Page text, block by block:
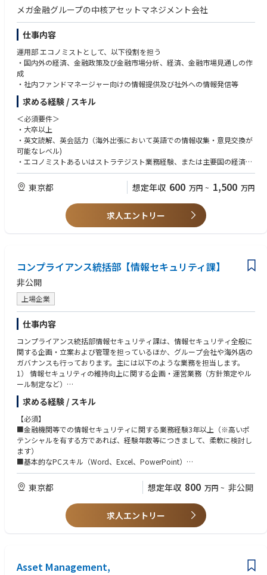
・部下の育成、評価、アサインメント、スキルマネジメント
・経営層、関連部門（開発、運用、内部監査、法務等）との調整および合
意形成
・全社ITリスク・セキュリティ戦略の企画立案および経営層への報告、一
時
・ 重大インシデント発生時における意思決定支援および統括
【働く環境】
社員：40名程度（うちシステム企画部15名程度）
協力会社：100名程度
本職はITリスク・セキュリティ管理グループの組織長候補として、数名程
度のメンバーを統括します。
この社員の背景：キャリア採用中心
開発環境、サーバー環境やインフラ環境について：Windows / Linux
メガ金融グループの中核アセットマネジメント会社
仕事内容
運用部 エコノミストとして、以下役割を担う
・国内外の経済、金融政策及び金融市場分析、経済、金融市場見通しの作
成
・社内ファンドマネージャー向けの情報提供及び社外への情報発信等
求める経験 / スキル
＜必須要件＞
・大卒以上
・英文読解、英会話力（海外出張において英語での情報収集・意見交換が
可能なレベル)
・エコノミストあるいはストラテジスト業務経験、または主要国の経済・
金融政策及び金融市場分析の経験
・経済・市場分析及び予測スキル、計量分析スキル
＜あると望ましい経験・資格＞
・欧州経済の分析・予測経験
・証券アナリスト資格
東京都 想定年収 600 万円 ~ 1,500 万円
求人エントリー
コンプライアンス統括部【情報セキュリティ課】
非公開
上場企業
仕事内容
コンプライアンス統括部情報セキュリティ課は、情報セキュリティ全般に
関する企画・立案および管理を担っているほか、グループ会社や海外店の
ガバナンスも行っております。主には以下のような業務を担当します。
1） 情報セキュリティの維持向上に関する企画・運営業務（方針策定やル
ール制定など）
2）社内で進行する各種案件に対する情報セキュリティに関するアドバイ
ス
3) サイバーセキュリティを所管する部署との連携による情報セキュリティ
の確保
4）個人情報保護法をはじめ情報管理に関する法令諸規則への対応に係る
事項
5）グループ内子会社、海外店の情報セキュリティに係るガバナンスに関
求める経験 / スキル
【必須】
■金融機関等での情報セキュリティに関する業務経験3年以上（※高いポ
テンシャルを有する方であれば、経験年数等につきまして、柔軟に検討し
ます）
■基本的なPCスキル（Word、Excel、PowerPoint）
【歓迎】
・金融機関の企画部門・内部管理部門（法務・コンプライアンス等）等で
の情報セキュリティに関する業務経験
・金商法等、金融関連の法令諸規則に関する基本的な知識
・司法関係の資格取得者、語学力、VBAやプログラミング等のスキル
東京都 想定年収 800 万円 ~ 非公開
求人エントリー
Asset Management,